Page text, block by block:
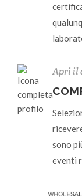
Apri il
sono
eventi